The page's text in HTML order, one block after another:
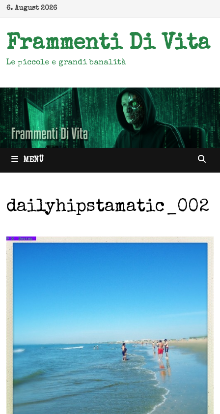
Zum
springen
6. August 2026
Frammenti Di Vita
Le piccole e grandi banalità
MENÜ
dailyhipstamatic_002